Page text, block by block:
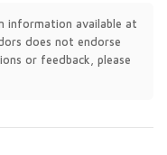
information available at
does not endorse
or feedback, please